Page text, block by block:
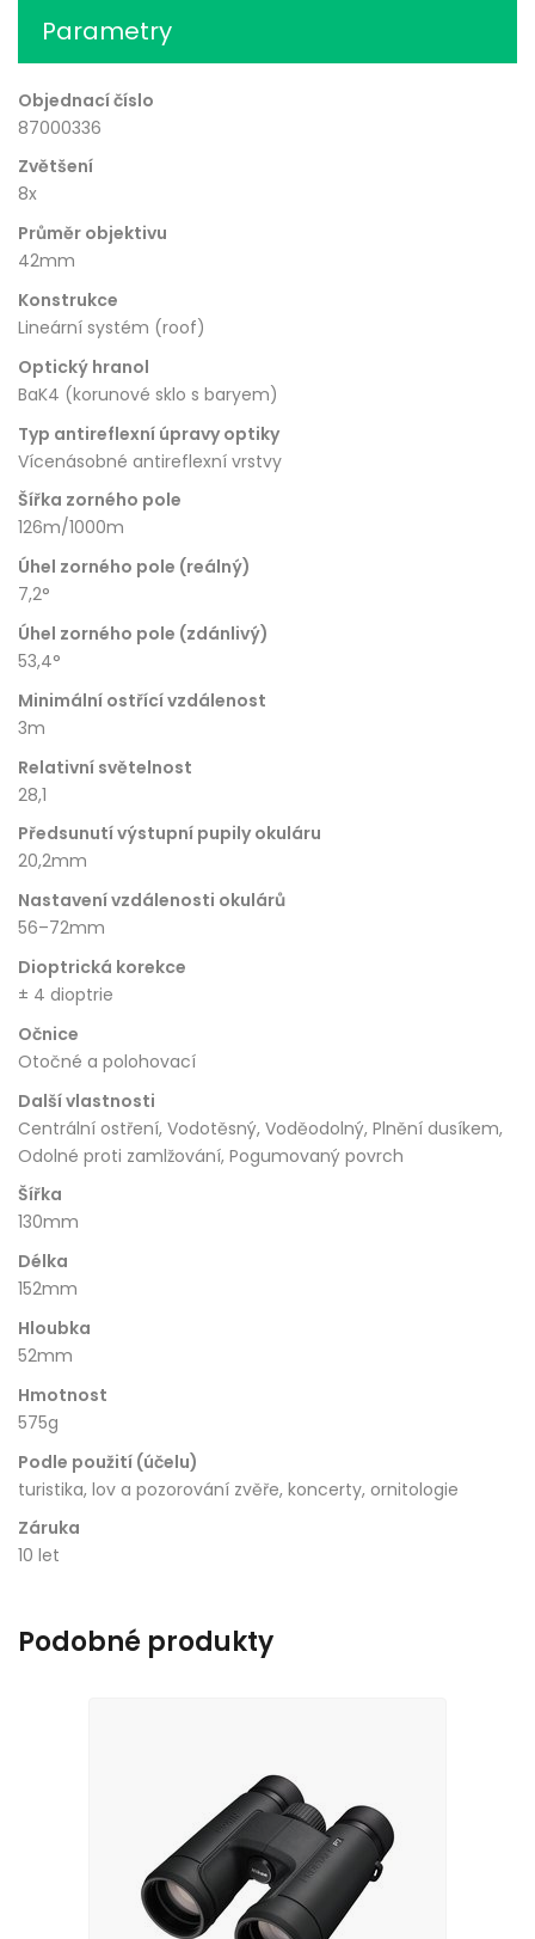
Parametry
Objednací číslo
87000336
Zvětšení
8x
Průměr objektivu
42mm
Konstrukce
Lineární systém (roof)
Optický hranol
BaK4 (korunové sklo s baryem)
Typ antireflexní úpravy optiky
Vícenásobné antireflexní vrstvy
Šířka zorného pole
126m/1000m
Úhel zorného pole (reálný)
7,2°
Úhel zorného pole (zdánlivý)
53,4°
Minimální ostřící vzdálenost
3m
Relativní světelnost
28,1
Předsunutí výstupní pupily okuláru
20,2mm
Nastavení vzdálenosti okulárů
56–72mm
Dioptrická korekce
± 4 dioptrie
Očnice
Otočné a polohovací
Další vlastnosti
Centrální ostření, Vodotěsný, Voděodolný, Plnění dusíkem,
Odolné proti zamlžování, Pogumovaný povrch
Šířka
130mm
Délka
152mm
Hloubka
52mm
Hmotnost
575g
Podle použití (účelu)
turistika, lov a pozorování zvěře, koncerty, ornitologie
Záruka
10 let
Podobné produkty